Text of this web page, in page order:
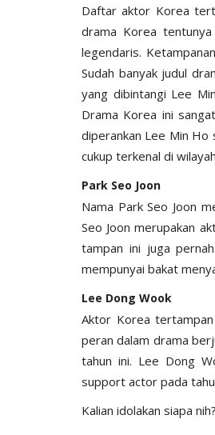
Daftar aktor Korea
drama Korea
legendaris.
Sudah banyak judul
yang dibintangi Lee
Drama Korea ini
diperankan Lee Min Ho
cukup terkenal di
Park Seo Joon
Nama Park Seo Joon
Seo Joon merupakan
tampan ini juga
mempunyai bakat
Lee Dong Wook
Aktor Korea
peran dalam drama
tahun ini. Lee Dong
support actor pada
Kalian idolakan siapa nih?